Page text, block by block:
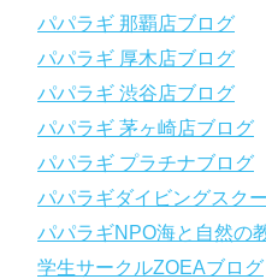
https://www.papalagi.co.jp/lp/
YouTubeで言えない話をこっそ
◆ライセンス取得の前に知って
https://youtu.be/
◆ライセンス取得コースについ
ode
【パパラギダイビングスクール
パパラギ 那覇店ブログ
パパラギ 厚木店ブログ
パパラギ 渋谷店ブログ
パパラギ 茅ヶ崎店ブログ
パパラギ プラチナブログ
パパラギダイビングスク
パパラギNPO海と自然の
学生サークルZOEAブログ